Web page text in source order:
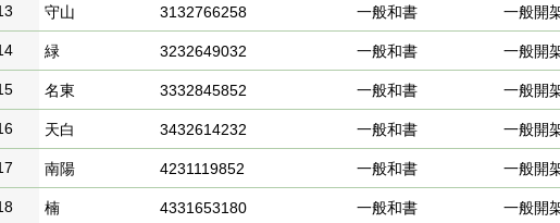
守山 3132766258 一般和書 一般開
緑 3232649032 一般和書 一般開
名東 3332845852 一般和書 一般開
天白 3432614232 一般和書 一般開
南陽 4231119852 一般和書 一般開
楠 4331653180 一般和書 一般開